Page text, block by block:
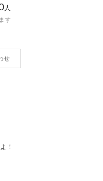
人
す
せ
！